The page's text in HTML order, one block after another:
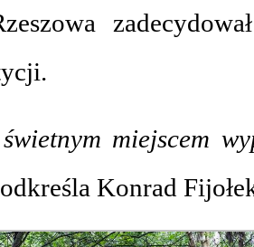
miejscem
Konrad